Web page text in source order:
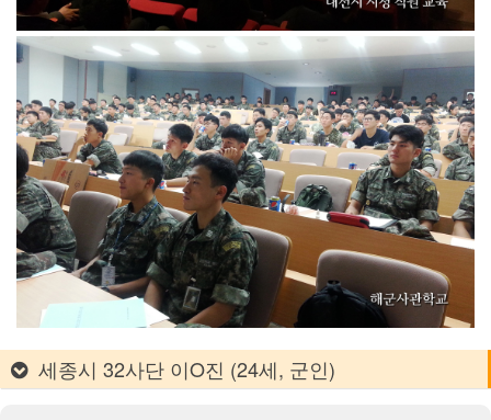
세종시 32사단 이O진 (24세, 군인)